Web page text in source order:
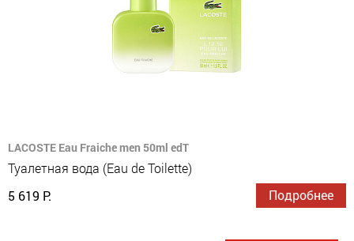
LACOSTE Eau Fraiche men 50ml edT
Туалетная вода (Eau de Toilette)
5 619 Р.
Подробнее